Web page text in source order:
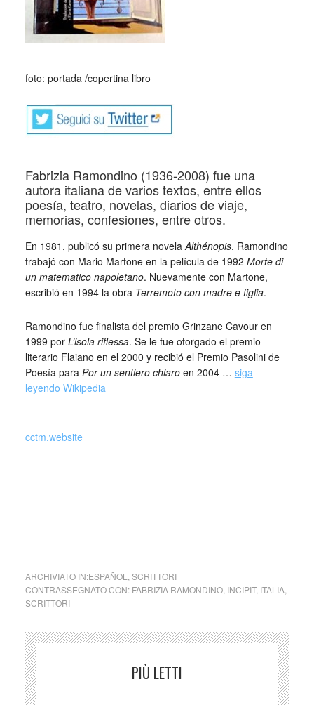
foto: portada /copertina libro
Fabrizia Ramondino (1936-2008) fue una
autora italiana de varios textos, entre ellos
poesía, teatro, novelas, diarios de viaje,
memorias, confesiones, entre otros.
En 1981, publicó su primera novelaAlthénopis. Ramondino
trabajó con Mario Martone en la película de 1992 Morte di
un matematico napoletano. Nuevamente con Martone,
escribió en 1994 la obra Terremoto con madre e figlia.
Ramondino fue finalista del premio Grinzane Cavour en
1999 por L’isola riflessa. Se le fue otorgado el premio
literario Flaiano en el 2000 y recibió el Premio Pasolini de
Poesía para Por un sentiero chiaroen 2004 … siga
leyendo Wikipedia
cctm.website
ARCHIVIATO IN:ESPAÑOL
SCRITTORI
CONTRASSEGNATO CON: FABRIZIA RAMONDINO, INCIPIT, ITALIA,
SCRITTORI
PIÙ LETTI